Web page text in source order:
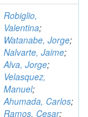
Robiglio,
Valentina;
Watanabe, Jorge;
Nalvarte, Jaime;
Alva, Jorge;
Velasquez,
Manuel;
Ahumada, Carlos;
Ramos, Cesar;